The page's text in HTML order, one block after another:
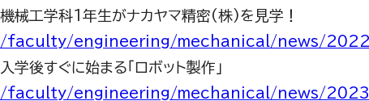
機械工学科1年生がナカヤマ精密(株)を見学！
/faculty/engineering/mechanical/news/
入学後すぐに始まる「ロボット製作」
/faculty/engineering/mechanical/news/